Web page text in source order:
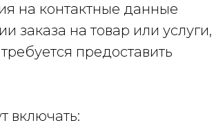
на контактные данные
заказа на товар или услуги,
предоставить
включать: